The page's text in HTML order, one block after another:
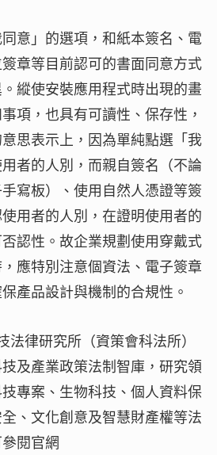
意」的選項，和紙本簽名、電
章等目前認可的書面同意方式
縱使安裝應用程式時出現的畫
項，也具有可讀性、保存性，
思表示上，因為單純點選「我
者的人別，而親自簽名（不論
寫板）、使用自然人憑證等簽
用者的人別，在證明使用者的
認性。故企業規劃使用穿戴式
應特別注意個資法、電子簽章
產品設計與機制的合規性。
律研究所（資策會科法所）
及產業政策法制智庫，研究領
專案、生物科技、個人資料保
、文化創意及智慧財產權等法
閱官網